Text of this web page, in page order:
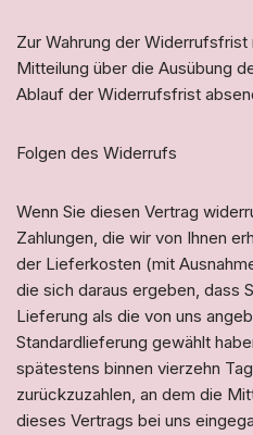
Zur Wahrung der
Mitteilung über die Ausübung
Ablauf der Widerrufsfrist
Folgen des Widerrufs
Wenn Sie diesen Vertrag
Zahlungen, die wir von Ihnen
der Lieferkosten (mit
die sich daraus ergeben, dass
Lieferung als die von uns
Standardlieferung gewählt
spätestens binnen vierzehn
zurückzuzahlen, an dem die
dieses Vertrags bei uns